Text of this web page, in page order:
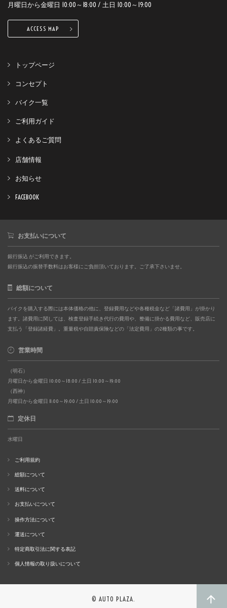
月曜日から金曜日 10:00～18:00 / 土日 10:00～19:00
ACCESS MAP
トップページ
コンセプト
バイク一覧
ご利用ガイド
よくあるご質問
店舗情報
お知らせ
FACEBOOK
お支払いについて
銀行振込 がご利用できます。
銀行振込の振替手数料はお客様にご負担頂いております。ご了承下さいませ。
総額について
バイクを購入する際には本体価格の他に、登録費用などや各種税金など「諸費用」が掛かり
ます。諸費用に関しては、検査登録手続き代行の費用や、整備に掛かる費用など、販売店に
支払う「登録諸経費」。重量税や自賠責保険などの「法定費用」の2種類の事です。
営業時間
（明石）
月曜日から金曜日 10:00～18:00 / 土日 10:00～19:00
（西神）
月曜日から金曜日 11:00～19:00 / 土日 10:00～19:00
定休日
水曜日
ご利用規約
総額について
送料について
お支払いについて
操作方法について
運送について
特定商取引法に関する表記
個人情報の取り扱いについて
© AUTO PLAZA.